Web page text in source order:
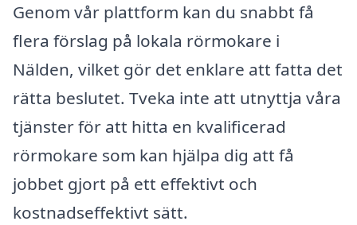
Genom vår plattform kan du snabbt få
flera förslag på lokala rörmokare i
Nälden, vilket gör det enklare att fatta det
rätta beslutet. Tveka inte att utnyttja våra
tjänster för att hitta en kvalificerad
rörmokare som kan hjälpa dig att få
jobbet gjort på ett effektivt och
kostnadseffektivt sätt.